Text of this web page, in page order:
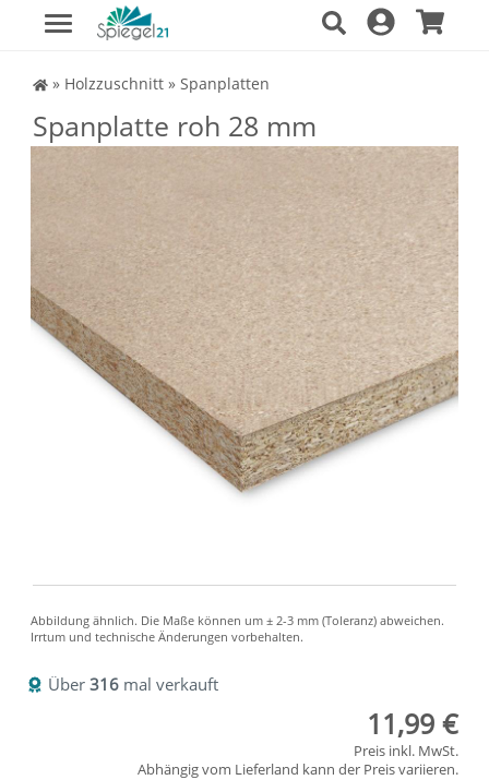
Spiegel Shop
» Holzzuschnitt» Spanplatten
Spanplatte roh 28 mm
Über 316 mal verkauft
11,99 €
Preis inkl. MwSt.
Abhängig vom Lieferland kann der Preis variieren.